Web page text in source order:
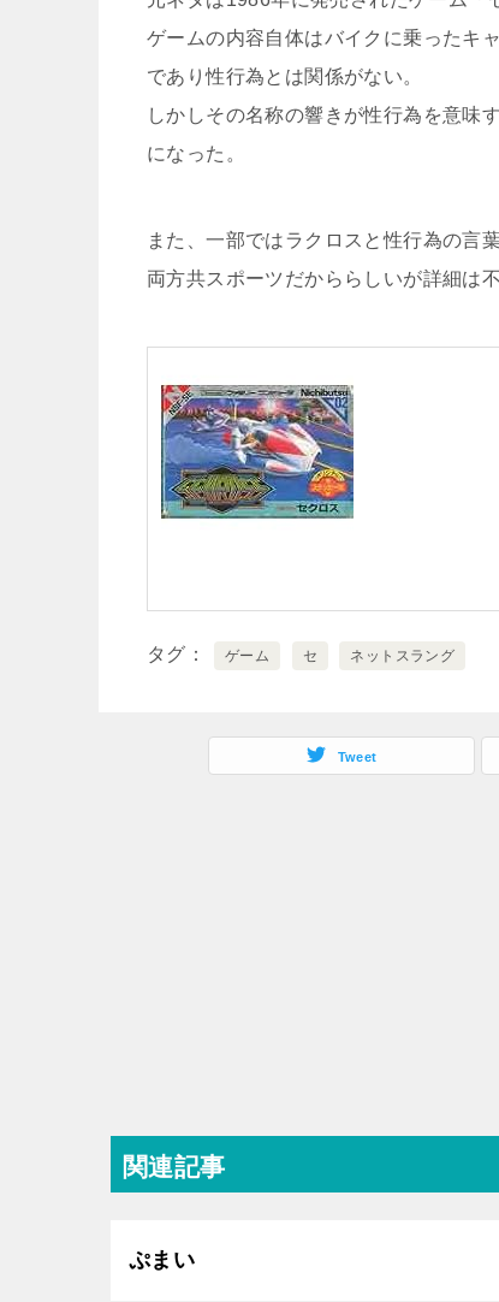
ゲームの内容自体はバイクに乗ったキ
であり性行為とは関係がない。
しかしその名称の響きが性行為を意味
になった。
また、一部ではラクロスと性行為の言
両方共スポーツだかららしいが詳細は不
タグ ゲーム セ ネットスラング
Tweet
関連記事
ぷまい